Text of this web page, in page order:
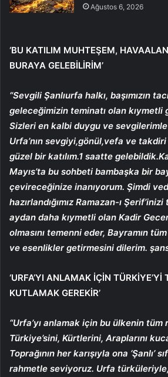
Ağustos 6, 2026
‘BU KATILIM MUHTEŞEM,
BURAYA GELEBİLİRİM’
“Sevgili Şanlıurfa halkı, başımızın
geleceğimizin teminatı olan kıymetli
Sizleri en kalbi duygu ve sevgilerimle
Urfa’nın sevgiyi,gönül,vefa ve
güzel bir katılım.1 saatte
Mayıs’ta bu sohbeti bambaşka bir
çevireceğinize inanıyorum. Şimdi
hazırlandığımız Ramazan-ı
aydan daha kıymetli olan Kadir
olmasını temenni eder, Bayramın
ve esenlikler getirmesini dilerim.
‘URFA’YI ANLAMAK İÇİN TÜRKİYE’Yİ
KUTLAMAK GEREKİR’
“Urfa’yı anlamak için bu ülkenin tüm
Türkiye’sini, Kürtlerini, Araplarını
Toprağının her karışıyla ona ‘Şanlı’
rahmetle seviyoruz. Urfa